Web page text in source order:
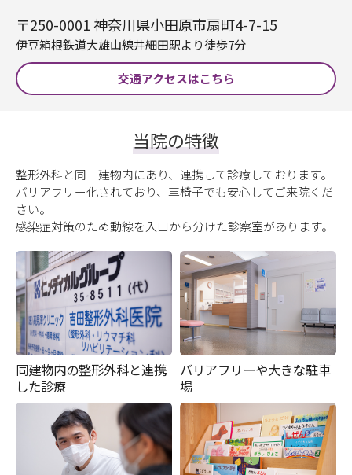
〒250-0001 神奈川県小田原市扇町4-7-15
伊豆箱根鉄道大雄山線井細田駅より徒歩7分
交通アクセスはこちら
当院の特徴
整形外科と同一建物内にあり、連携して診療しております。
バリアフリー化されており、車椅子でも安心してご来院くだ
さい。
感染症対策のため動線を入口から分けた診察室があります。
同建物内の整形外科と連携
した診療
バリアフリーや大きな駐車
場